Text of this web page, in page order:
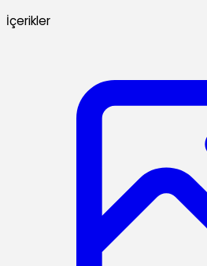
İçerikler